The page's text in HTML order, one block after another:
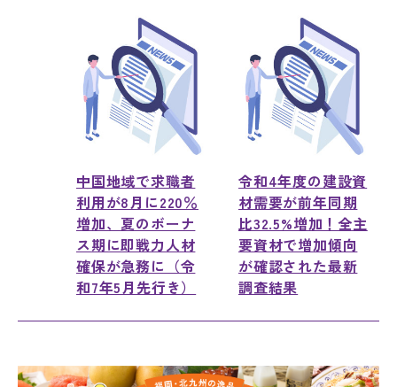
中国地域で求職者
利用が8月に220％
増加、夏のボーナ
ス期に即戦力人材
確保が急務に（令
和7年5月先行き）
令和4年度の建設資
材需要が前年同期
比32.5%増加！全主
要資材で増加傾向
が確認された最新
調査結果